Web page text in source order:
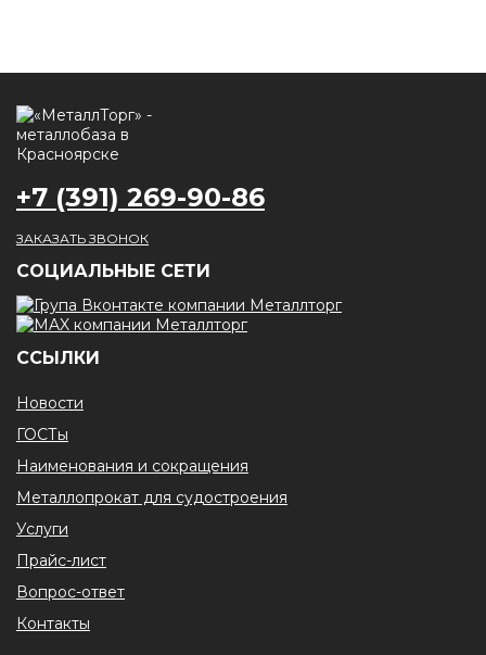
+7 (391) 269-90-86
ЗАКАЗАТЬ ЗВОНОК
CОЦИАЛЬНЫЕ СЕТИ
ССЫЛКИ
Новости
ГОСТы
Наименования и сокращения
Металлопрокат для судостроения
Услуги
Прайс-лист
Вопрос-ответ
Контакты